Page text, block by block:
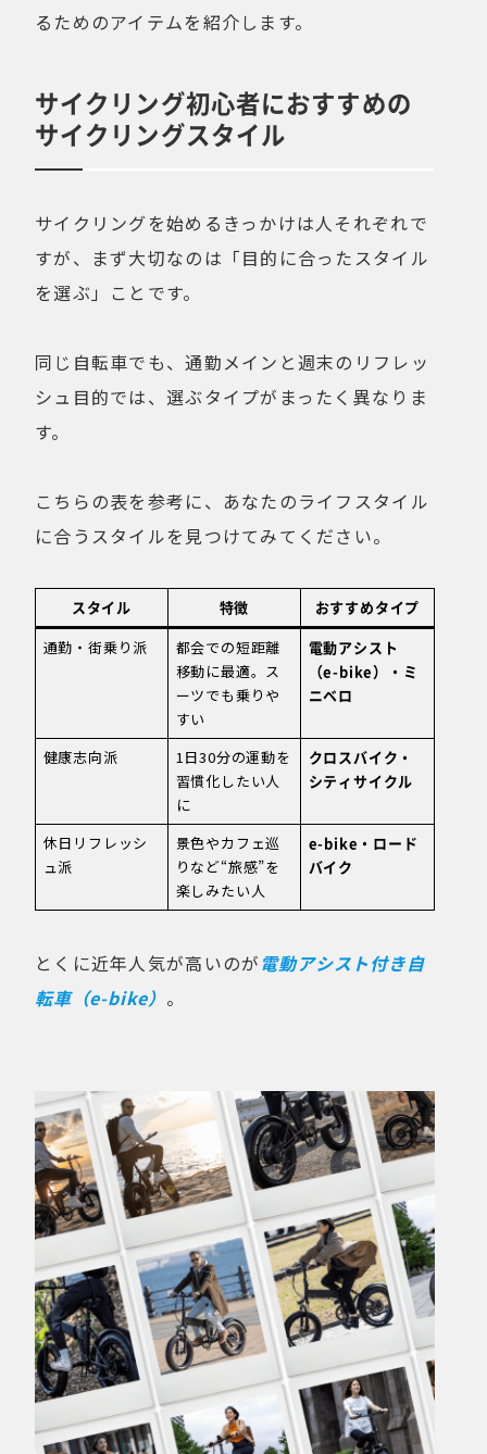
るためのアイテムを紹介します。
サイクリング初心者におすすめの
サイクリングスタイル
サイクリングを始めるきっかけは人それぞれで
すが、まず大切なのは「目的に合ったスタイル
を選ぶ」ことです。
同じ自転車でも、通勤メインと週末のリフレッ
シュ目的では、選ぶタイプがまったく異なりま
す。
こちらの表を参考に、あなたのライフスタイル
に合うスタイルを見つけてみてください。
スタイル 特徴
おすすめタイプ
通勤・街乗り派
都会での短距離
移動に最適。ス
ーツでも乗りや
すい
電動アシスト
（e-bike）・ミ
ニベロ
健康志向派
1日30分の運動を
習慣化したい人
に
クロスバイク・
シティサイクル
休日リフレッシ
ュ派
景色やカフェ巡
りなど“旅感”を
楽しみたい人
e-bike・ロード
バイク
とくに近年人気が高いのが電動アシスト付き自
転車（e-bike） 。